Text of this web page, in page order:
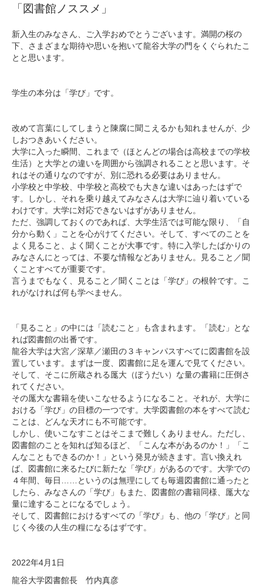
「図書館ノススメ」
新入生のみなさん、ご入学おめでとうございます。満開の桜の
下、さまざまな期待や思いを抱いて龍谷大学の門をくぐられたこ
とと思います。
学生の本分は「学び」です。
改めて言葉にしてしまうと陳腐に聞こえるかも知れませんが、少
しおつきあいください。
大学に入った瞬間、これまで（ほとんどの場合は高校までの学校
生活）と大学との違いを周囲から強調されることと思います。そ
れはその通りなのですが、別に恐れる必要はありません。
小学校と中学校、中学校と高校でも大きな違いはあったはずで
す。しかし、それを乗り越えてみなさんは大学に辿り着いている
わけです。大学に対応できないはずがありません。
ただ、強調しておくのであれば、大学生活では可能な限り、「自
分から動く」ことを心がけてください。そして、すべてのことを
よく見ること、よく聞くことが大事です。特に入学したばかりの
みなさんにとっては、不要な情報などありません。見ること／聞
くことすべてが重要です。
言うまでもなく、見ること／聞くことは「学び」の根幹です。こ
れがなければ何も学べません。
「見ること」の中には「読むこと」も含まれます。「読む」とな
れば図書館の出番です。
龍谷大学は大宮／深草／瀬田の３キャンパスすべてに図書館を設
置しています。まずは一度、図書館に足を運んで見てください。
そして、そこに所蔵される厖大（ぼうだい）な量の書籍に圧倒さ
れてください。
その厖大な書籍を使いこなせるようになること。それが、大学に
おける「学び」の目標の一つです。大学図書館の本をすべて読む
ことは、どんな天才にも不可能です。
しかし、使いこなすことはそこまで難しくありません。ただし、
図書館のことを知れば知るほど、「こんな本があるのか！」「こ
んなこともできるのか！」という発見が続きます。言い換えれ
ば、図書館に来るたびに新たな「学び」があるのです。大学での
４年間、毎日……というのは無理にしても毎週図書館に通ったと
したら、みなさんの「学び」もまた、図書館の書籍同様、厖大な
量に達することになるでしょう。
そして、図書館におけるすべての「学び」も、他の「学び」と同
じく今後の人生の糧になるはずです。
2022年4月1日
龍谷大学図書館長 竹内真彦